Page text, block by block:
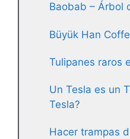
Baobab – Árbol
Büyük Han
Tulipanes raros
Un Tesla es un
Tesla?
Hacer trampas